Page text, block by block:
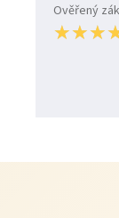
Ověřený
★★★
★★★